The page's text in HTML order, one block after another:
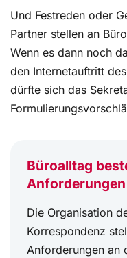
Und Festreden oder
Partner stellen an
Wenn es dann noch
den Internetauftritt
dürfte sich das
Büroalltag
Anforderungen
Die Organisation
Korrespondenz
Anforderungen an